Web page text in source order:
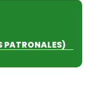
PATRONALES)